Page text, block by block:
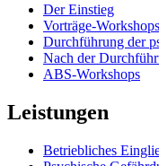
Der Einstieg
Vorträge-
Durchführung der
Nach der
ABS-Workshops
Leistungen
Betriebliches